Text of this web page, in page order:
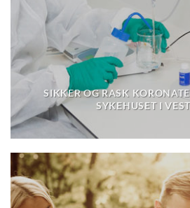
SIKKER OG RASK
SYKEHUSET I